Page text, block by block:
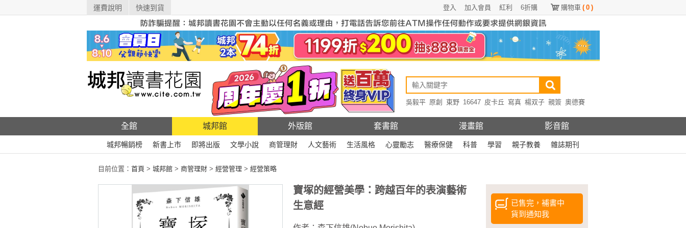
運費說明 快速到貨 購物車 ( 0 )
6折購
紅利
加入會員
登入
吳毅平 原創 東野 16647 皮卡丘 寫真 楊双子 親簽 奧德賽
全館 城邦館 外版館 套書館 漫畫館 影音館
城邦暢銷榜 新書上市 即將出版 文學小說 商管理財 人文藝術 生活風格 心靈勵志 醫療保健 科普 學習 親子教養 雜誌期刊
目前位置： 首頁 > 城邦館 > 商管理財 > 經營管理 > 經營策略
已售完，補書中
貨到通知我
寶塚的經營美學：跨越百年的表演藝術
生意經